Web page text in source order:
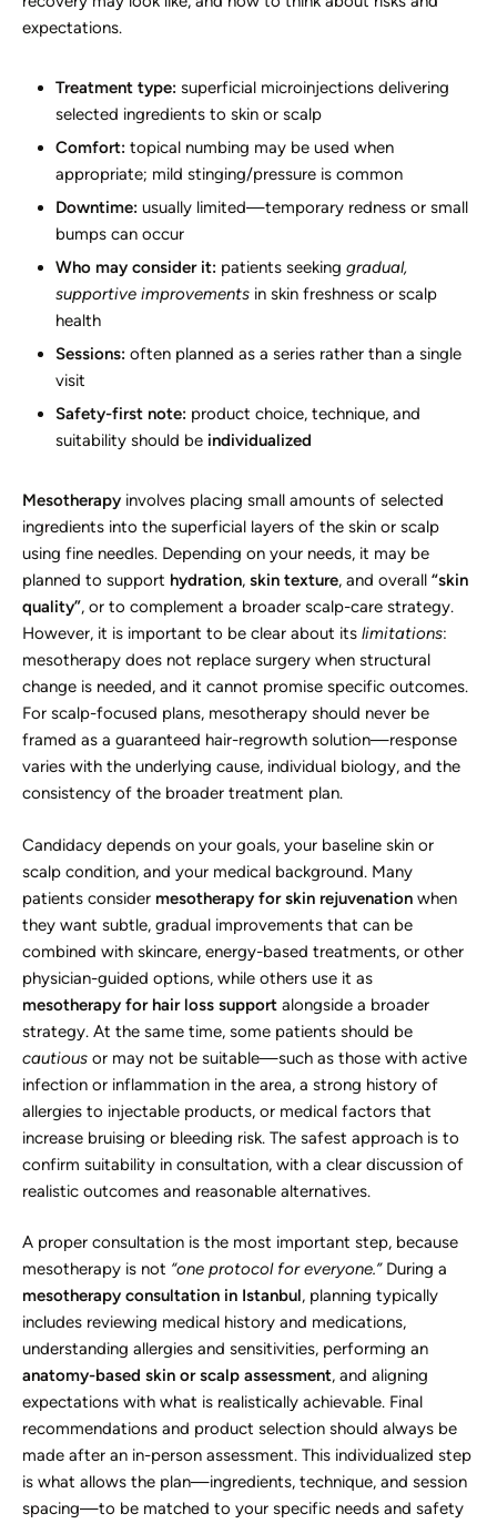
expectations.
Treatment type: superficial microinjections delivering
selected ingredients to skin or scalp
Comfort: topical numbing may be used when
appropriate; mild stinging/pressure is common
Downtime: usually limited—temporary redness or small
bumps can occur
Who may consider it: patients seeking gradual,
supportive improvements in skin freshness or scalp
health
Sessions: often planned as a series rather than a single
visit
Safety-first note: product choice, technique, and
suitability should be individualized
Mesotherapy involves placing small amounts of selected
ingredients into the superficial layers of the skin or scalp
using fine needles. Depending on your needs, it may be
planned to support hydration, skin texture, and overall “skin
quality”, or to complement a broader scalp-care strategy.
However, it is important to be clear about its limitations:
mesotherapy does not replace surgery when structural
change is needed, and it cannot promise specific outcomes.
For scalp-focused plans, mesotherapy should never be
framed as a guaranteed hair-regrowth solution—response
varies with the underlying cause, individual biology, and the
consistency of the broader treatment plan.
Candidacy depends on your goals, your baseline skin or
scalp condition, and your medical background. Many
patients consider mesotherapy for skin rejuvenation when
they want subtle, gradual improvements that can be
combined with skincare, energy-based treatments, or other
physician-guided options, while others use it as
mesotherapy for hair loss support alongside a broader
strategy. At the same time, some patients should be
cautious or may not be suitable—such as those with active
infection or inflammation in the area, a strong history of
allergies to injectable products, or medical factors that
increase bruising or bleeding risk. The safest approach is to
confirm suitability in consultation, with a clear discussion of
realistic outcomes and reasonable alternatives.
A proper consultation is the most important step, because
mesotherapy is not “one protocol for everyone.”During a
mesotherapy consultation in Istanbul, planning typically
includes reviewing medical history and medications,
understanding allergies and sensitivities, performing an
anatomy-based skin or scalp assessment, and aligning
expectations with what is realistically achievable. Final
recommendations and product selection should always be
made after an in-person assessment. This individualized step
is what allows the plan—ingredients, technique, and session
spacing—to be matched to your specific needs and safety